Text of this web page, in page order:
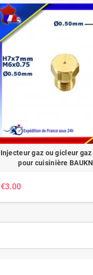
Injecteur gaz ou gicleur gaz
pour cuisinière
€3.00